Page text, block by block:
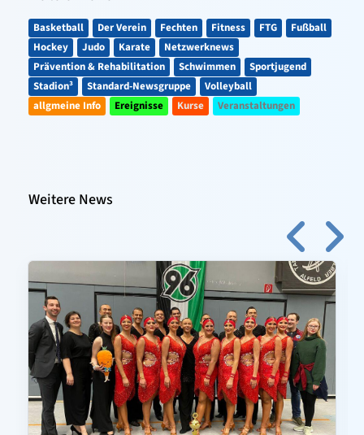
Basketball Der Verein Fechten Fitness FTG
Fußball
Hockey
Judo Karate
Netzwerknews
Prävention & Rehabilitation
Schwimmen
Sportjugend
Stadion³
Standard-Newsgruppe
Volleyball
allgmeine Info
Ereignisse Kurse Veranstaltungen
Weitere News